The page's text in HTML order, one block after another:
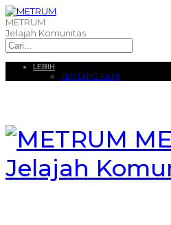
METRUM
Jelajah Komunitas
LEBIH
TENTANG KAMI
Jelajah